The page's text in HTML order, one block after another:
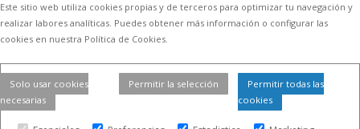
Abogados Baratos Madrid
Contratar Abogados. | Aviso Legal Cookies| Todos los
derechos reservados
Este sitio web utiliza cookies propias y de terceros para optimizar tu navegación y
realizar labores analíticas. Puedes obtener más información o configurar las
cookies en nuestra Política de Cookies.
Solo usar cookies
necesarias
Permitir la selección
Permitir todas las
cookies